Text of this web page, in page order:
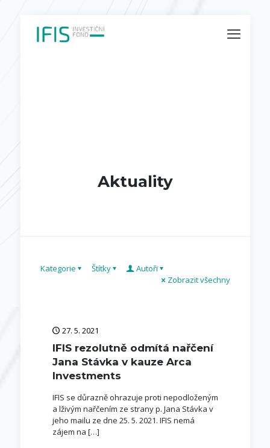
Aktuality
Kategorie Štítky
Autoři
Zobrazit všechny
27. 5. 2021
IFIS rezolutně odmítá nařčení
Jana Stávka v kauze Arca
Investments
IFIS se důrazně ohrazuje proti nepodloženým
a lživým nařčením ze strany p. Jana Stávka v
jeho mailu ze dne 25. 5. 2021. IFIS nemá
zájem na […]